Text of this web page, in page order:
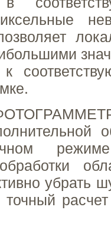
режиме
убрать